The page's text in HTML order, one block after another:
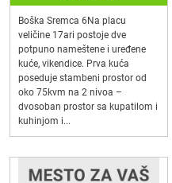
Boška Sremca 6Na placu
veličine 17ari postoje dve
potpuno nameštene i uređene
kuće, vikendice. Prva kuća
poseduje stambeni prostor od
oko 75kvm na 2 nivoa –
dvosoban prostor sa kupatilom i
kuhinjom i...